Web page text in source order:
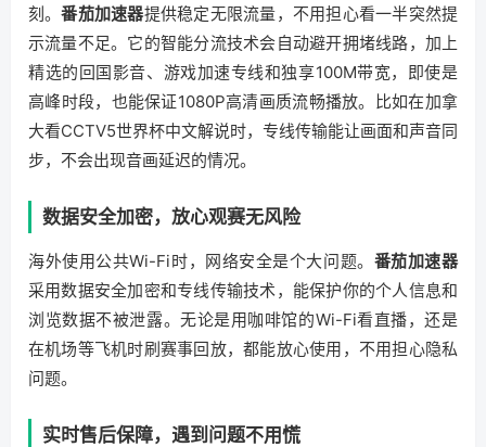
刻。番茄加速器提供稳定无限流量，不用担心看一半突然提
示流量不足。它的智能分流技术会自动避开拥堵线路，加上
精选的回国影音、游戏加速专线和独享100M带宽，即使是
高峰时段，也能保证1080P高清画质流畅播放。比如在加拿
大看CCTV5世界杯中文解说时，专线传输能让画面和声音同
步，不会出现音画延迟的情况。
数据安全加密，放心观赛无风险
海外使用公共Wi-Fi时，网络安全是个大问题。 番茄加速器
采用数据安全加密和专线传输技术，能保护你的个人信息和
浏览数据不被泄露。无论是用咖啡馆的Wi-Fi看直播，还是
在机场等飞机时刷赛事回放，都能放心使用，不用担心隐私
问题。
实时售后保障，遇到问题不用慌